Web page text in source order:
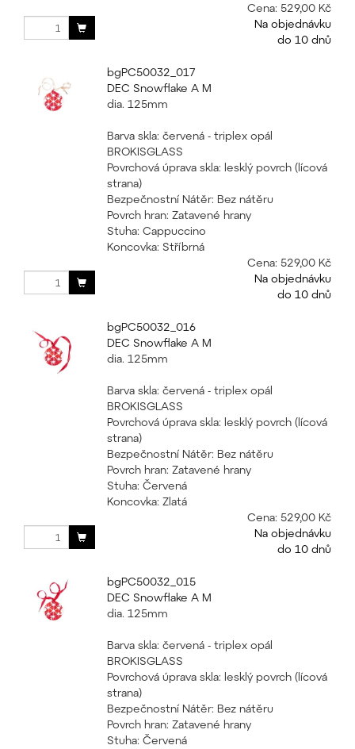
Cena: 529,00 Kč
Na objednávku
do 10 dnů
bgPC50032_017
DEC Snowflake A M
dia. 125mm
Barva skla: červená - triplex opál
BROKISGLASS
Povrchová úprava skla: lesklý povrch (lícová
strana)
Bezpečnostní Nátěr: Bez nátěru
Povrch hran: Zatavené hrany
Stuha: Cappuccino
Koncovka: Stříbrná
Cena: 529,00 Kč
Na objednávku
do 10 dnů
bgPC50032_016
DEC Snowflake A M
dia. 125mm
Barva skla: červená - triplex opál
BROKISGLASS
Povrchová úprava skla: lesklý povrch (lícová
strana)
Bezpečnostní Nátěr: Bez nátěru
Povrch hran: Zatavené hrany
Stuha: Červená
Koncovka: Zlatá
Cena: 529,00 Kč
Na objednávku
do 10 dnů
bgPC50032_015
DEC Snowflake A M
dia. 125mm
Barva skla: červená - triplex opál
BROKISGLASS
Povrchová úprava skla: lesklý povrch (lícová
strana)
Bezpečnostní Nátěr: Bez nátěru
Povrch hran: Zatavené hrany
Stuha: Červená